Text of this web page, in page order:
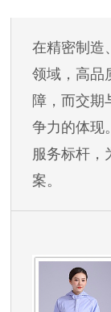
在精密制造
领域，高品
障，而交期
争力的体现
服务标杆，
案。